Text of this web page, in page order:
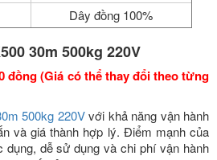
Dây đồng 100%
30m 500kg 220V
đồng (Giá có thể thay đổi theo từng
500kg 220Vvới khả năng vận hành
và giá thành hợp lý. Điểm mạnh của
dụng, dễ sử dụng và chi phí vận hành